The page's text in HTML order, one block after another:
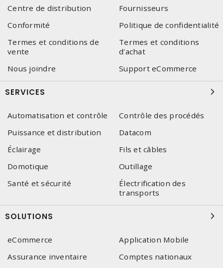
Centre de distribution
Fournisseurs
Conformité
Politique de confidentialité
Termes et conditions de
vente
Termes et conditions
d'achat
Nous joindre
Support eCommerce
SERVICES
Automatisation et contrôle
Contrôle des procédés
Puissance et distribution
Datacom
Éclairage
Fils et câbles
Domotique
Outillage
Santé et sécurité
Électrification des
transports
SOLUTIONS
eCommerce
Application Mobile
Assurance inventaire
Comptes nationaux